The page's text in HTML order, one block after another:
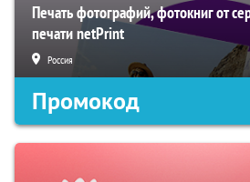
Печать фотографий, фотокниг от
печати netPrint
Россия
Промокод